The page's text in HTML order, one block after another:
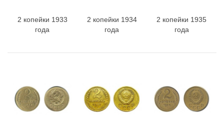
2 копейки 1933
года
2 копейки 1934
года
2 копейки 1935
года